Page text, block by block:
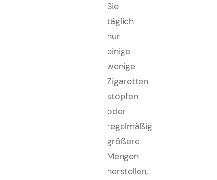
Sie
täglich
nur
einige
wenige
Zigaretten
stopfen
oder
regelmäßig
größere
Mengen
herstellen,